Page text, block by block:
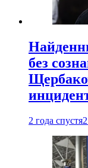
без
2 года спустя